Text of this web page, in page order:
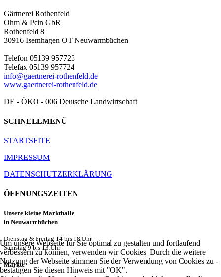
Gärtnerei Rothenfeld
Ohm & Pein GbR
Rothenfeld 8
30916 Isernhagen OT Neuwarmbüchen
Telefon 05139 957723
Telefax 05139 957724
info@gaertnerei-rothenfeld.de
www.gaertnerei-rothenfeld.de
DE - ÖKO - 006 Deutsche Landwirtschaft
SCHNELLMENÜ
STARTSEITE
IMPRESSUM
DATENSCHUTZERKLÄRUNG
ÖFFNUNGSZEITEN
Unsere kleine Markthalle
in Neuwarmbüchen
Dienstag & Freitag 14 bis 18 Uhr
Samstag 9 bis 13 Uhr
Märkte
Um unsere Webseite für Sie optimal zu gestalten und fortlaufend
verbessern zu können, verwenden wir Cookies. Durch die weitere
Nutzung der Webseite stimmen Sie der Verwendung von Cookies zu -
bestätigen Sie diesen Hinweis mit "OK".